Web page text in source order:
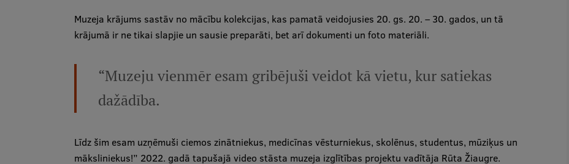
Muzeja krājums sastāv no mācību kolekcijas, kas pamatā veidojusies 20. gs. 20. – 30. gados, un tā
krājumā ir ne tikai slapjie un sausie preparāti, bet arī dokumenti un foto materiāli.
“Muzeju vienmēr esam gribējuši veidot kā vietu, kur satiekas
dažādība.
Līdz šim esam uzņēmuši ciemos zinātniekus, medicīnas vēsturniekus, skolēnus, studentus, mūziķus un
māksliniekus!” 2022. gadā tapušajā video stāsta muzeja izglītības projektu vadītāja Rūta Žiaugre.